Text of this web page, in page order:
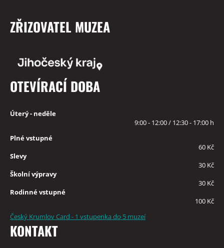
ZŘIZOVATEL MUZEA
OTEVÍRACÍ DOBA
Úterý - neděle
9:00 - 12:00 / 12:30 - 17:00 h
Plné vstupné
60 Kč
Slevy
30 Kč
Školní výpravy
30 Kč
Rodinné vstupné
100 Kč
Český Krumlov Card - 1 vstupenka do 5 muzeí
KONTAKT